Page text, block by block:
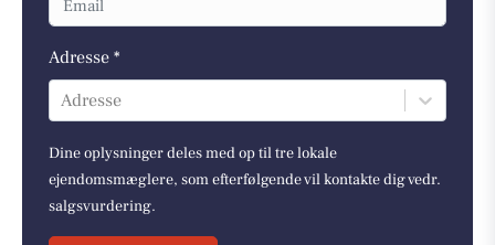
Adresse *
Adresse
Dine oplysninger deles med op til tre lokale
ejendomsmæglere, som efterfølgende vil kontakte dig vedr.
salgsvurdering.